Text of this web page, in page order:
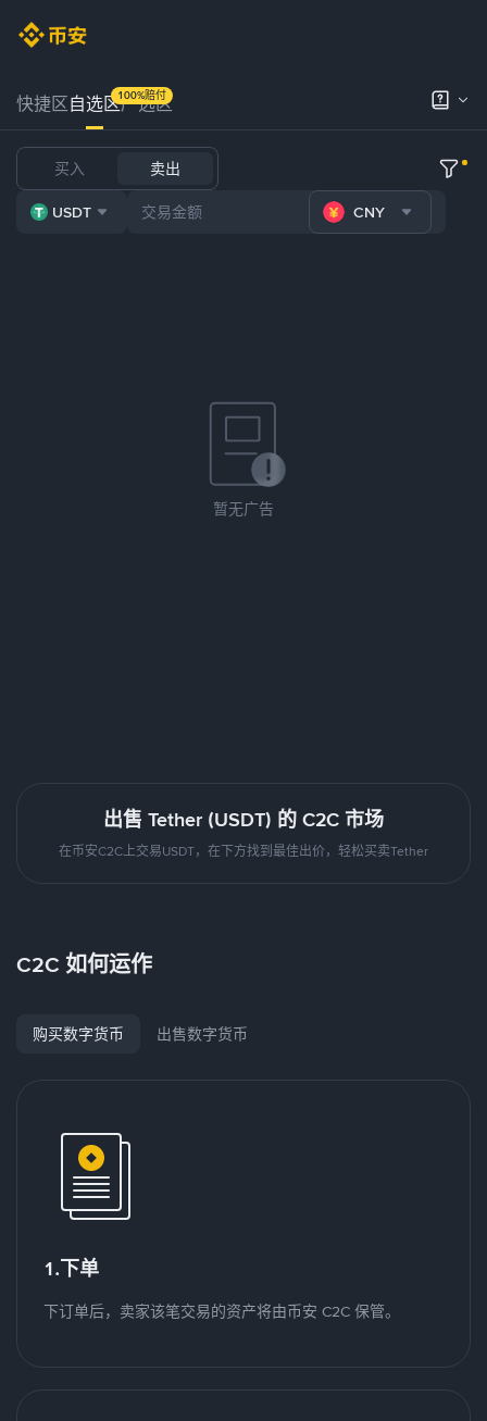
快捷区自选区严选区
100%赔付
买入 卖出
USDT CNY
暂无广告
出售 Tether (USDT) 的 C2C 市场
在币安C2C上交易USDT，在下方找到最佳出价，轻松买卖Tether
C2C 如何运作
购买数字货币 出售数字货币
1.下单
下订单后，卖家该笔交易的资产将由币安 C2C 保管。